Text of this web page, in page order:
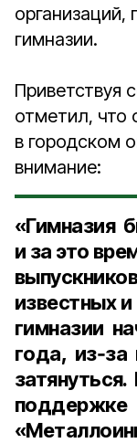
организаций,
гимназии.
Приветствуя
отметил, что
в городском
внимание:
«Гимназия
и за это
известных
гимназии
года,